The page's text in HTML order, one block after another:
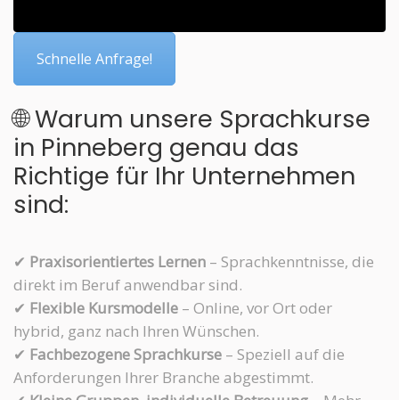
Schnelle Anfrage!
🌐 Warum unsere Sprachkurse
in Pinneberg genau das
Richtige für Ihr Unternehmen
sind:
✔ Praxisorientiertes Lernen – Sprachkenntnisse, die
direkt im Beruf anwendbar sind.
✔ Flexible Kursmodelle – Online, vor Ort oder
hybrid, ganz nach Ihren Wünschen.
✔ Fachbezogene Sprachkurse – Speziell auf die
Anforderungen Ihrer Branche abgestimmt.